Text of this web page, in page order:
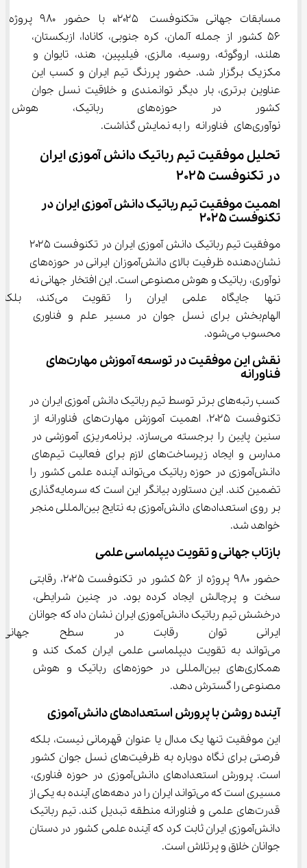
مسابقات جهانی «تکنوفست ۲۰۲۵» با حضور
۵۶ کشور از جمله آلمان، کره جنوبی، کانادا، ازبکستان،
هلند، اروگوئه، روسیه، مالزی، فیلیپین، هند، تایوان و
مکزیک برگزار شد. حضور پررنگ تیم ایران و کسب این
عناوین برتری، بار دیگر توانمندی و خلاقیت نسل جوان
کشور در حوزه‌های
نوآوری‌های فناورانه را به نمایش گذاشت.
تحلیل موفقیت تیم رباتیک دانش ‌آموزی ایران
در تکنوفست ۲۰۲۵
اهمیت موفقیت تیم رباتیک دانش ‌آموزی ایران در
تکنوفست ۲۰۲۵
نشان‌دهنده ظرفیت بالای دانش‌آموزان ایرانی در حوزه‌های
نوآوری، رباتیک و هوش مصنوعی است. این افتخار جهانی نه
تنها جایگاه علمی ایران را
الهام‌بخش برای نسل جوان در مسیر علم و فناوری
محسوب می‌شود.
نقش این موفقیت در توسعه آموزش مهارت‌های
فناورانه
کسب رتبه‌های برتر توسط تیم رباتیک دانش‌ آموزی ایران در
تکنوفست ۲۰۲۵، اهمیت آموزش مهارت‌های فناورانه از
سنین پایین را برجسته می‌سازد. برنامه‌ریزی آموزشی در
مدارس و ایجاد زیرساخت‌های لازم برای فعالیت تیم‌های
دانش‌آموزی در حوزه رباتیک می‌تواند آینده علمی کشور را
تضمین کند. این دستاورد بیانگر این است که سرمایه‌گذاری
بر روی استعدادهای دانش‌آموزی به نتایج بین‌المللی منجر
خواهد شد.
بازتاب جهانی و تقویت دیپلماسی علمی
حضور ۹۸۰ پروژه از ۵۶ کشور در تکنوفست ۲۰۲۵، رقابتی
سخت و پرچالش ایجاد کرده بود. در چنین شرایطی،
درخشش تیم رباتیک دانش‌آموزی ایران نشان داد که جوانان
ایرانی توان رقابت در سطح
می‌تواند به تقویت دیپلماسی علمی ایران کمک کند و
همکاری‌های بین‌المللی در حوزه‌های رباتیک و هوش
مصنوعی را گسترش دهد.
آینده روشن با پرورش استعدادهای دانش‌آموزی
این موفقیت تنها یک مدال یا عنوان قهرمانی نیست، بلکه
فرصتی برای نگاه دوباره به ظرفیت‌های نسل جوان کشور
است. پرورش استعدادهای دانش‌آموزی در حوزه فناوری،
مسیری است که می‌تواند ایران را در دهه‌های آینده به یکی از
قدرت‌های علمی و فناورانه منطقه تبدیل کند. تیم رباتیک
دانش‌آموزی ایران ثابت کرد که آینده علمی کشور در دستان
جوانان خلاق و پرتلاش است.